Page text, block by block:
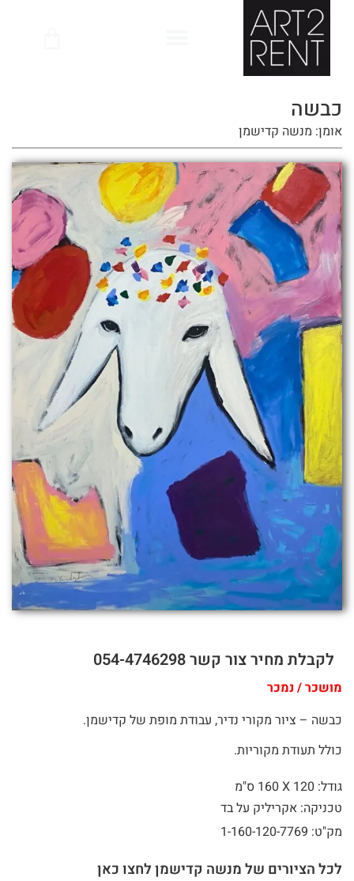
כבשה
אומן: מנשה קדישמן
לקבלת מחיר צור קשר 054-4746298
מושכר / נמכר
כבשה – ציור מקורי נדיר, עבודת מופת של קדישמן.
כולל תעודת מקוריות.
גודל: 120 X
160 ס"מ
טכניקה: אקריליק על בד
מק"ט: 1-160-120-7769
לכל הציורים של מנשה קדישמן לחצו כאן